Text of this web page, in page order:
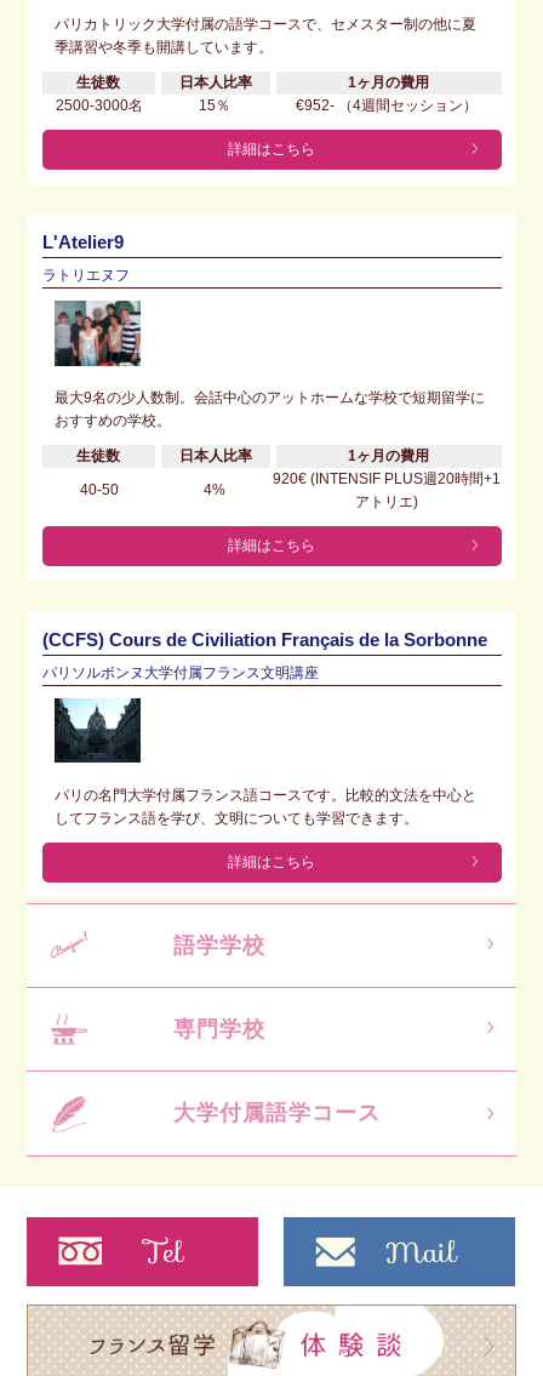
パリカトリック大学付属の語学コースで、セメスター制の他に夏
季講習や冬季も開講しています。
生徒数 日本人比率
1ヶ月の費用
2500-3000名
15％ €952- （4週間セッション）
詳細はこちら
L'Atelier9
ラトリエヌフ
最大9名の少人数制。会話中心のアットホームな学校で短期留学に
おすすめの学校。
生徒数 日本人比率
1ヶ月の費用
40-50
4%
920€ (INTENSIF PLUS週20時間+1
アトリエ)
詳細はこちら
(CCFS) Cours de Civiliation Français de la Sorbonne
パリソルボンヌ大学付属フランス文明講座
パリの名門大学付属フランス語コースです。比較的文法を中心と
してフランス語を学び、文明についても学習できます。
詳細はこちら
語学学校
専門学校
大学付属語学コース